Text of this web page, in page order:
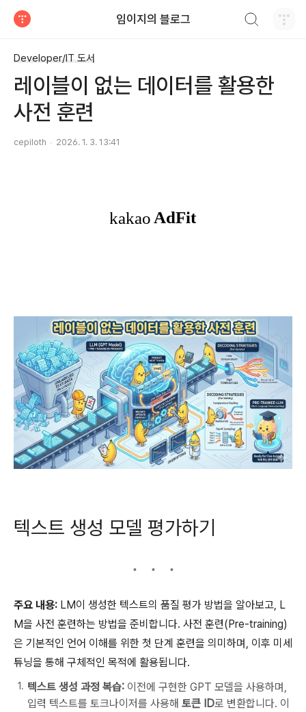
임이지의 블로그
Developer/IT 도서
레이블이 없는 데이터를 활용한
사전 훈련
cepiloth 2026. 1. 3. 13:41
텍스트 생성 모델 평가하기
주요 내용: LM이 생성한 텍스트의 품질 평가 방법을 알아보고, L
M을 사전 훈련하는 방법을 준비합니다. 사전 훈련(Pre-training)
은 기본적인 언어 이해를 위한 첫 단계 훈련을 의미하며, 이후 미세
튜닝을 통해 구체적인 목적에 활용됩니다.
텍스트 생성 과정 복습: 이전에 구현한 GPT 모델을 사용하며,
입력 텍스트를 토크나이저를 사용해 토큰 ID로 변환합니다. 이